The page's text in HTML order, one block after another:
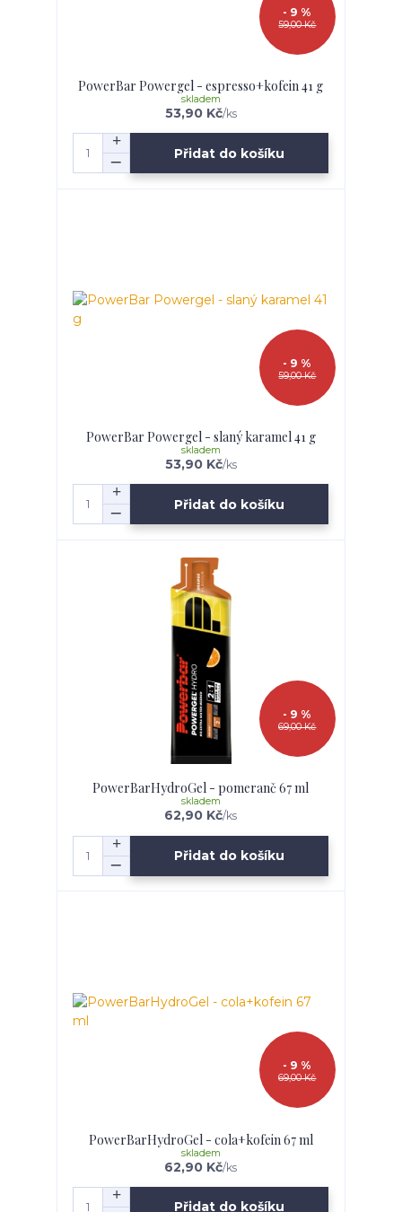
59,00 Kč
- 9 %
PowerBar Powergel - espresso+kofein 41 g
53,90 Kč/ks
skladem
Přidat do košíku
59,00 Kč
- 9 %
PowerBar Powergel - slaný karamel 41 g
53,90 Kč/ks
skladem
Přidat do košíku
69,00 Kč
- 9 %
PowerBarHydroGel - pomeranč 67 ml
62,90 Kč/ks
skladem
Přidat do košíku
69,00 Kč
- 9 %
PowerBarHydroGel - cola+kofein 67 ml
62,90 Kč/ks
skladem
Přidat do košíku